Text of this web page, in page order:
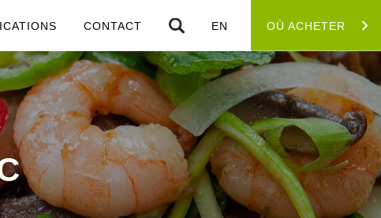
CONTACT EN OÙ ACHETER